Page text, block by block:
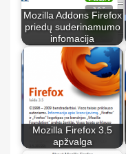
Mozilla Addons Firefox
priedų suderinamumo
infomacija
Mozilla Firefox 3.5
apžvalga